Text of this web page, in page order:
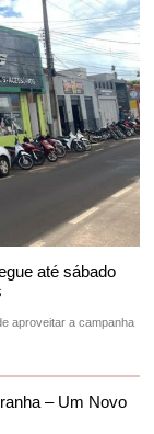
até sábado
aproveitar a campanha
– Um Novo